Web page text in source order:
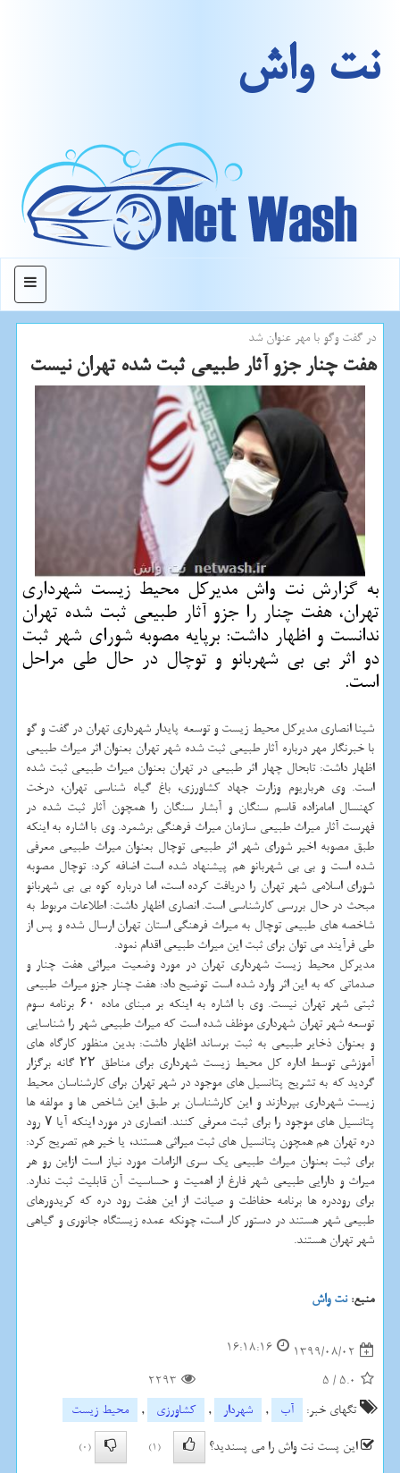
نت واش
منو
در گفت وگو با مهر عنوان شد
هفت چنار جزو آثار طبیعی ثبت شده تهران نیست
به گزارش نت واش مدیركل محیط زیست شهرداری
تهران، هفت چنار را جزو آثار طبیعی ثبت شده تهران
ندانست و اظهار داشت: برپایه مصوبه شورای شهر ثبت
دو اثر بی بی شهربانو و توچال در حال طی مراحل
است.
شینا انصاری مدیرکل محیط زیست و توسعه پایدار شهرداری تهران در گفت و گو
با خبرنگار مهر درباره آثار طبیعی ثبت شده شهر تهران بعنوان اثر میراث طبیعی
اظهار داشت: تابحال چهار اثر طبیعی در تهران بعنوان میراث طبیعی ثبت شده
است. وی هرباریوم وزارت جهاد کشاورزی، باغ گیاه شناسی تهران، درخت
کهنسال امامزاده قاسم سنگان و آبشار سنگان را همچون آثار ثبت شده در
فهرست آثار میراث طبیعی سازمان میراث فرهنگی برشمرد. وی با اشاره به اینکه
طبق مصوبه اخیر شورای شهر اثر طبیعی توچال بعنوان میراث طبیعی معرفی
شده است و بی بی شهربانو هم پیشنهاد شده است اضافه کرد: توچال مصوبه
شورای اسلامی شهر تهران را دریافت کرده است، اما درباره کوه بی بی شهربانو
مبحث در حال بررسی کارشناسی است. انصاری اظهار داشت: اطلاعات مربوط به
شاخصه های طبیعی توچال به میراث فرهنگی استان تهران ارسال شده و پس از
طی فرآیند می توان برای ثبت این میراث طبیعی اقدام نمود.
مدیرکل محیط زیست شهرداری تهران در مورد وضعیت میراثی هفت چنار و
صدماتی که به این اثر وارد شده است توضیح داد: هفت چنار جزو میراث طبیعی
ثبتی شهر تهران نیست. وی با اشاره به اینکه بر مبنای ماده ۶۰ برنامه سوم
توسعه شهر تهران شهرداری موظف شده است که میراث طبیعی شهر را شناسایی
و بعنوان ذخایر طبیعی به ثبت برساند اظهار داشت: بدین منظور کارگاه های
آموزشی توسط اداره کل محیط زیست شهرداری برای مناطق ۲۲ گانه برگزار
گردید که به تشریح پتانسیل های موجود در شهر تهران برای کارشناسان محیط
زیست شهرداری بپردازند و این کارشناسان بر طبق این شاخص ها و مولفه ها
پتانسیل های موجود را برای ثبت معرفی کنند. انصاری در مورد اینکه آیا ۷ رود
دره تهران هم همچون پتانسیل های ثبت میراثی هستند، یا خیر هم تصریح کرد:
برای ثبت بعنوان میراث طبیعی یک سری الزامات مورد نیاز است ازاین رو هر
میراث و دارایی طبیعی شهر فارغ از اهمیت و حساسیت آن قابلیت ثبت ندارد.
برای روددره ها برنامه حفاظت و صیانت از این هفت رود دره که کریدورهای
طبیعی شهر هستند در دستور کار است، چونکه عمده زیستگاه جانوری و گیاهی
شهر تهران هستند.
منبع:نت واش
1399/08/02
16:18:16
5.0
/
5
2293
تگهای خبر:
آب , شهردار , كشاورزی ,
محیط زیست
این پست نت واش را می پسندید؟
(1)
(0)